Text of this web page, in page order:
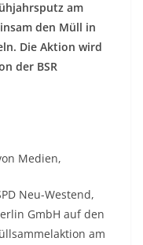
am
den Müll in
Die Aktion wird
der BSR
Medien,
Neu-Westend,
GmbH auf den
am